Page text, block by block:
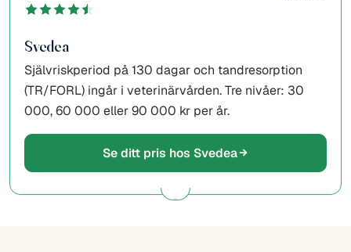
Svedea
Självriskperiod på 130 dagar och tandresorption
(TR/FORL) ingår i veterinärvården. Tre nivåer: 30
000, 60 000 eller 90 000 kr per år.
Se ditt pris hos Svedea